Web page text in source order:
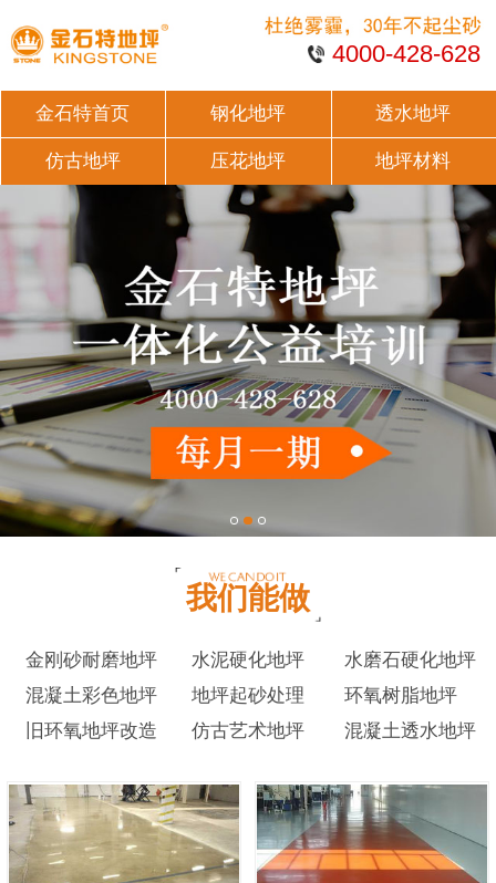
4000-428-628
金石特首页 钢化地坪 透水地坪
仿古地坪 压花地坪 地坪材料
我们能做
金刚砂耐磨地坪 水泥硬化地坪
水磨石硬化地坪
混凝土彩色地坪
地坪起砂处理
环氧树脂地坪
旧环氧地坪改造
仿古艺术地坪 混凝土透水地坪